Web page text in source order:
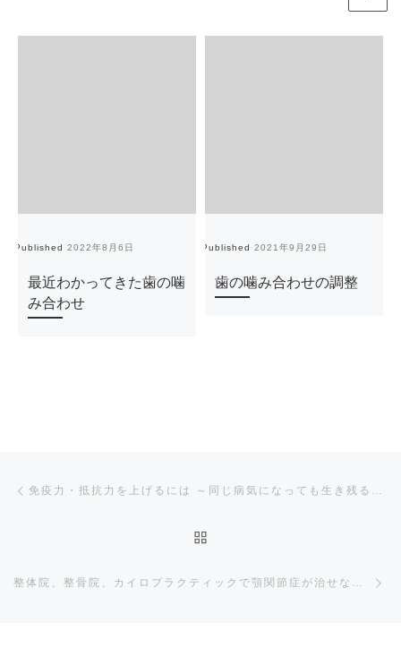
Published2022年8月6日
最近わかってきた歯の噛
み合わせ
Published2021年9月29日
歯の噛み合わせの調整
免疫力・抵抗力を上げるには ～同じ病気になっても生き残る人とそうでない人との違い～
整体院、整骨院、カイロプラクティックで顎関節症が治せない理由